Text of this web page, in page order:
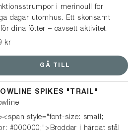
i merinoull för
dagar utomhus. Ett skonsamt
dina fötter – oavsett aktivitet.
av mulesingfri merinoull och
och ett balanserat klimat i
kr
GÅ TILL
SPIKES "TRAIL"
style="font-size: small;
#000000;">Broddar i härdat stål